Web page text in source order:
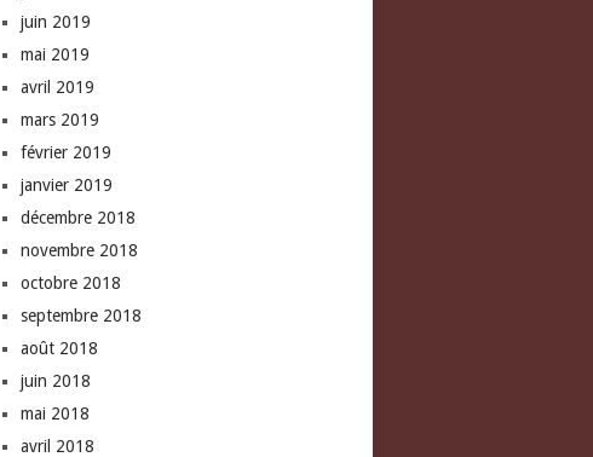
juin 2019
mai 2019
avril 2019
mars 2019
février 2019
janvier 2019
décembre 2018
novembre 2018
octobre 2018
septembre 2018
août 2018
juin 2018
mai 2018
avril 2018